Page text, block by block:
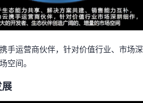
手运营商伙伴，针对价值行业、市场深
空间。
展